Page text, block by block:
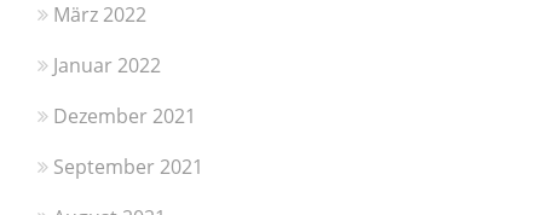
März 2022
Januar 2022
Dezember 2021
September 2021